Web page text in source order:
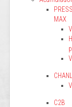
MAX
C2B